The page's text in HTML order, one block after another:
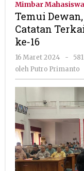
Mimbar Mahasiswa
Temui
Catatan
ke-16
16 Maret 2024
oleh
Putro
-
oleh Putro Primanto